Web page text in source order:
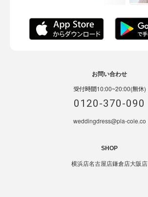
お問い合わせ
受付時間10:00~20:00(無休)
0120-370-090
weddingdress@pla-cole.co
SHOP
横浜店名古屋店鎌倉店大阪店